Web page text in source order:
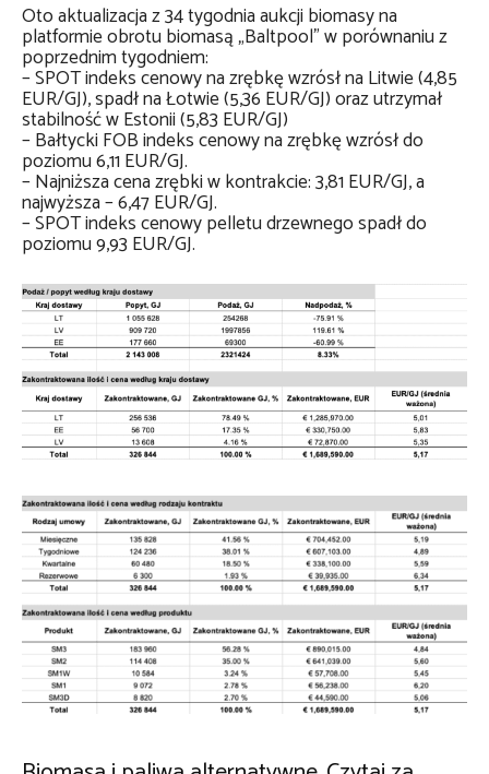
Oto aktualizacja z 34 tygodnia aukcji biomasy na
platformie obrotu biomasą „Baltpool” w porównaniu z
poprzednim tygodniem:
– SPOT indeks cenowy na zrębkę wzrósł na Litwie (4,85
EUR/GJ), spadł na Łotwie (5,36 EUR/GJ) oraz utrzymał
stabilność w Estonii (5,83 EUR/GJ)
– Bałtycki FOB indeks cenowy na zrębkę wzrósł do
poziomu 6,11 EUR/GJ.
– Najniższa cena zrębki w kontrakcie: 3,81 EUR/GJ, a
najwyższa – 6,47 EUR/GJ.
– SPOT indeks cenowy pelletu drzewnego spadł do
poziomu 9,93 EUR/GJ.